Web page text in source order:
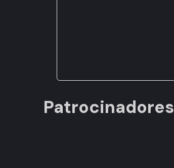
Patrocinadores